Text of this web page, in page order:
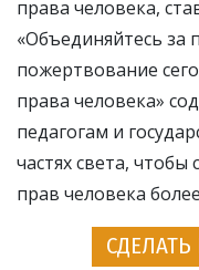
права человека,
«Объединяйтесь за
пожертвование
права человека»
педагогам и
частях света,
прав человека